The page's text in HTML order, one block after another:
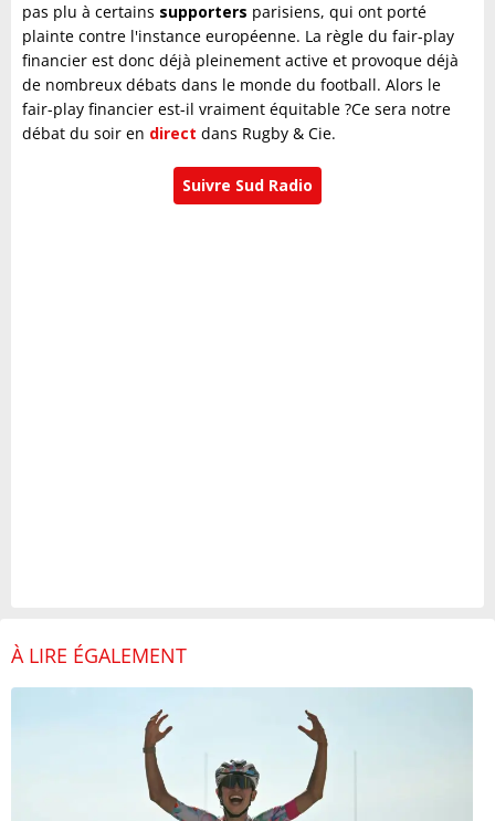
pas plu à certains supporters parisiens, qui ont porté
plainte contre l'instance européenne. La règle du fair-play
financier est donc déjà pleinement active et provoque déjà
de nombreux débats dans le monde du football. Alors le
fair-play financier est-il vraiment équitable ?Ce sera notre
débat du soir en direct dans Rugby & Cie.
Suivre Sud Radio
À LIRE ÉGALEMENT